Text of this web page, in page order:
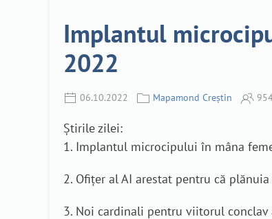
Implantul
2022
06.10.2022 Mapamond Creștin
Știrile zilei:
1. Implantul microcipului în mâna
2. Ofițer al AI arestat pentru că
3. Noi cardinali pentru viitorul conclav